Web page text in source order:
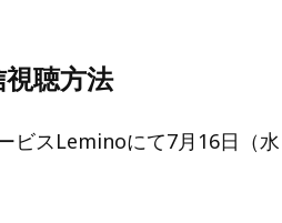
視聴方法
ビスLeminoにて7月16日（